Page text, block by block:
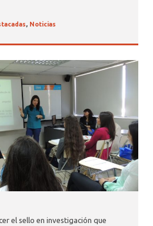
, Noticias
el sello en investigación que